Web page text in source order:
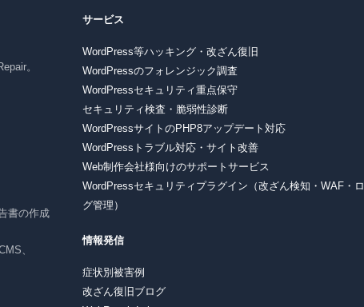
。
書の作成
、
サービス
WordPress等ハッキング・改ざん復旧
WordPressのフォレンジック調査
WordPressセキュリティ重点保守
セキュリティ検査・脆弱性診断
WordPressサイトのPHP8アップデート対応
WordPressトラブル対応・サイト改善
Web制作会社様向けのサポートサービス
WordPressセキュリティプラグイン（改ざん検知・WAF・ロ
グ管理）
情報発信
症状別被害例
改ざん復旧ブログ